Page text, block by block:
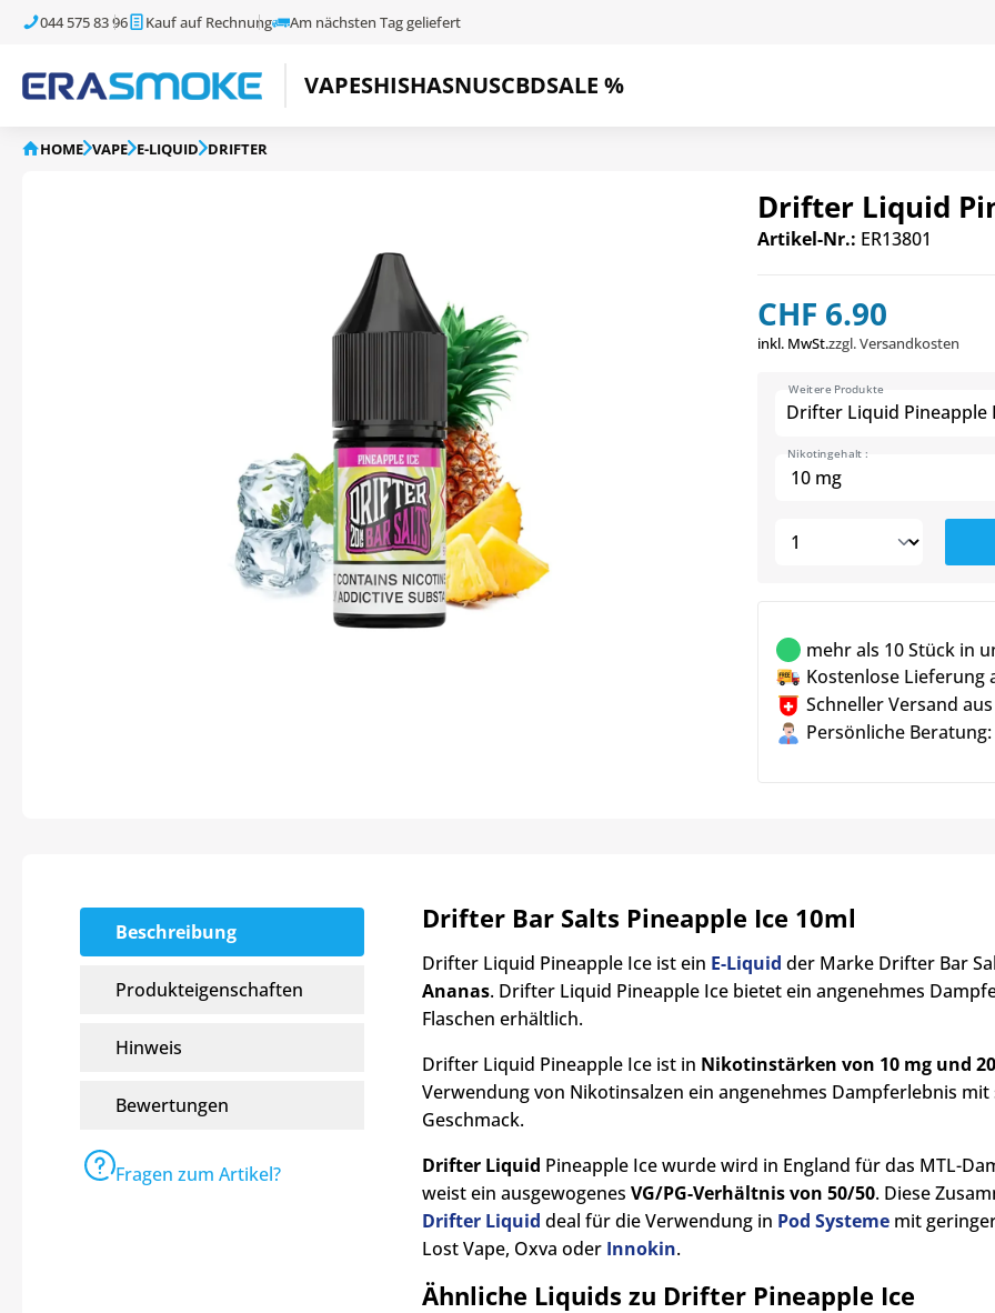
044 575 83 96 Kauf auf Rechnung Am nächsten Tag geliefert
VAPESHISHASNUSCBDSALE %
HOME VAPE E-LIQUID DRIFTER
Drifter Liquid
Artikel-Nr.: ER13801
CHF 6.90
inkl. MwSt.zzgl. Versandkosten
Drifter Liquid Pineapple
Weitere Produkte
Nikotingehalt :
mehr als 10 Stück in
Kostenlose Lieferung
Schneller Versand
Persönliche Beratung:
Beschreibung
Produkteigenschaften
Hinweis
Bewertungen
Fragen zum Artikel?
Drifter Bar Salts Pineapple Ice 10ml
Drifter Liquid Pineapple Ice ist ein E-Liquid der Marke Drifter Bar
Ananas. Drifter Liquid Pineapple Ice bietet ein angenehmes
Flaschen erhältlich.
Drifter Liquid Pineapple Ice ist in Nikotinstärken von 10 mg und
Verwendung von Nikotinsalzen ein angenehmes Dampferlebnis
Geschmack.
Drifter Liquid Pineapple Ice wurde wird in England für das MTL-
weist ein ausgewogenes VG/PG-Verhältnis von 50/50. Diese
Drifter Liquid deal für die Verwendung in Pod Systeme mit
Lost Vape, Oxva oder Innokin.
Ähnliche Liquids zu Drifter Pineapple Ice